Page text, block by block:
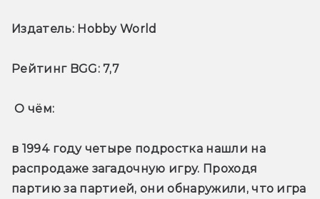
Издатель: Hobby World
Рейтинг BGG: 7,7
О чём:
в 1994 году четыре подростка нашли на
распродаже загадочную игру. Проходя
партию за партией, они обнаружили, что игра